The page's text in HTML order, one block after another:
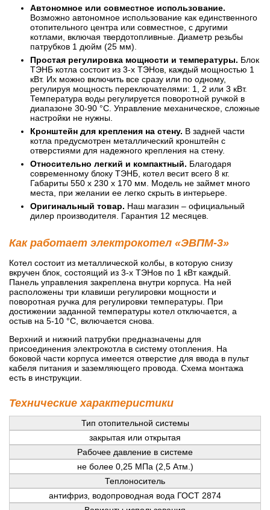
Автономное или совместное использование.
Возможно автономное использование как единственного
отопительного центра или совместное, с другими
котлами, включая твердотопливные. Диаметр резьбы
патрубков 1 дюйм (25 мм).
Простая регулировка мощности и температуры. Блок
ТЭНБ котла состоит из 3-х ТЭНов, каждый мощностью 1
кВт. Их можно включить все сразу или по одному,
регулируя мощность переключателями: 1, 2 или 3 кВт.
Температура воды регулируется поворотной ручкой в
диапазоне 30-90 °C. Управление механическое, сложные
настройки не нужны.
Кронштейн для крепления на стену. В задней части
котла предусмотрен металлический кронштейн с
отверстиями для надежного крепления на стену.
Относительно легкий и компактный. Благодаря
современному блоку ТЭНБ, котел весит всего 8 кг.
Габариты 550 х 230 х 170 мм. Модель не займет много
места, при желании ее легко скрыть в интерьере.
Оригинальный товар. Наш магазин – официальный
дилер производителя. Гарантия 12 месяцев.
Как работает электрокотел «ЭВПМ-3»
Котел состоит из металлической колбы, в которую снизу
вкручен блок, состоящий из 3-х ТЭНов по 1 кВт каждый.
Панель управления закреплена внутри корпуса. На ней
расположены три клавиши регулировки мощности и
поворотная ручка для регулировки температуры. При
достижении заданной температуры котел отключается, а
остыв на 5-10 °C, включается снова.
Верхний и нижний патрубки предназначены для
присоединения электрокотла в систему отопления. На
боковой части корпуса имеется отверстие для ввода в пульт
кабеля питания и заземляющего провода. Схема монтажа
есть в инструкции.
Технические характеристики
Тип отопительной системы
закрытая или открытая
Рабочее давление в системе
не более 0,25 МПа (2,5 Атм.)
Теплоноситель
антифриз, водопроводная вода ГОСТ 2874